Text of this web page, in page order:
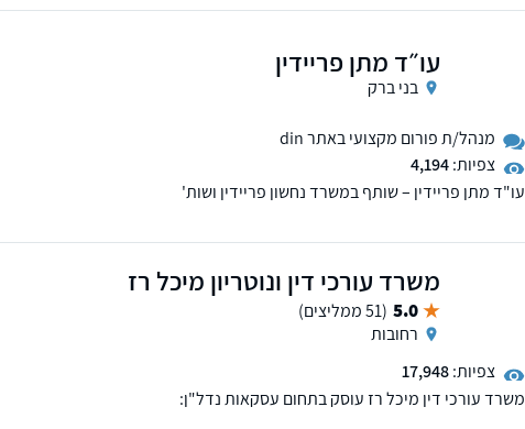
עו״ד מתן פריידין
בני ברק
מנהל/ת פורום מקצועי באתר din
צפיות:4,194
עו"ד מתן פריידין – שותף במשרד נחשון פריידין ושות'
משרד עורכי דין ונוטריון מיכל רז
5.0 (51 ממליצים)
רחובות
צפיות:17,948
משרד עורכי דין מיכל רז עוסק בתחום עסקאות נדל"ן: